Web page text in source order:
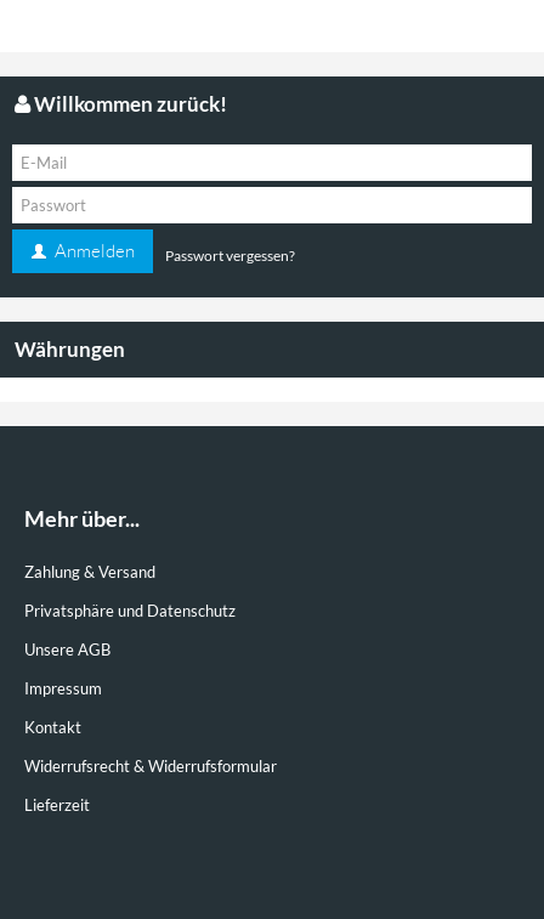
Willkommen zurück!
Anmelden Passwort vergessen?
Währungen
Mehr über...
Zahlung & Versand
Privatsphäre und Datenschutz
Unsere AGB
Impressum
Kontakt
Widerrufsrecht & Widerrufsformular
Lieferzeit